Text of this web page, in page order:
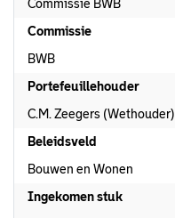
Commissie BWB
Commissie
BWB
Portefeuillehouder
C.M. Zeegers (Wethouder)
Beleidsveld
Bouwen en Wonen
Ingekomen stuk